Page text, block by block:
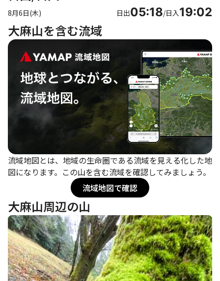
8月6日(木) 日出05:18/日入19:02
大麻山を含む流域
流域地図とは、地域の生命圏である流域を見える化した地
図になります。この山を含む流域を確認してみましょう。
流域地図で確認
大麻山周辺の山